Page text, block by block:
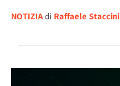
NOTIZIAdi Raffaele Staccini